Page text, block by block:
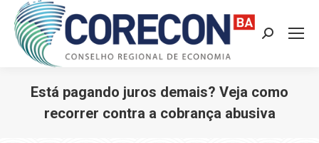
Search:
Está pagando juros demais? Veja como
recorrer contra a cobrança abusiva